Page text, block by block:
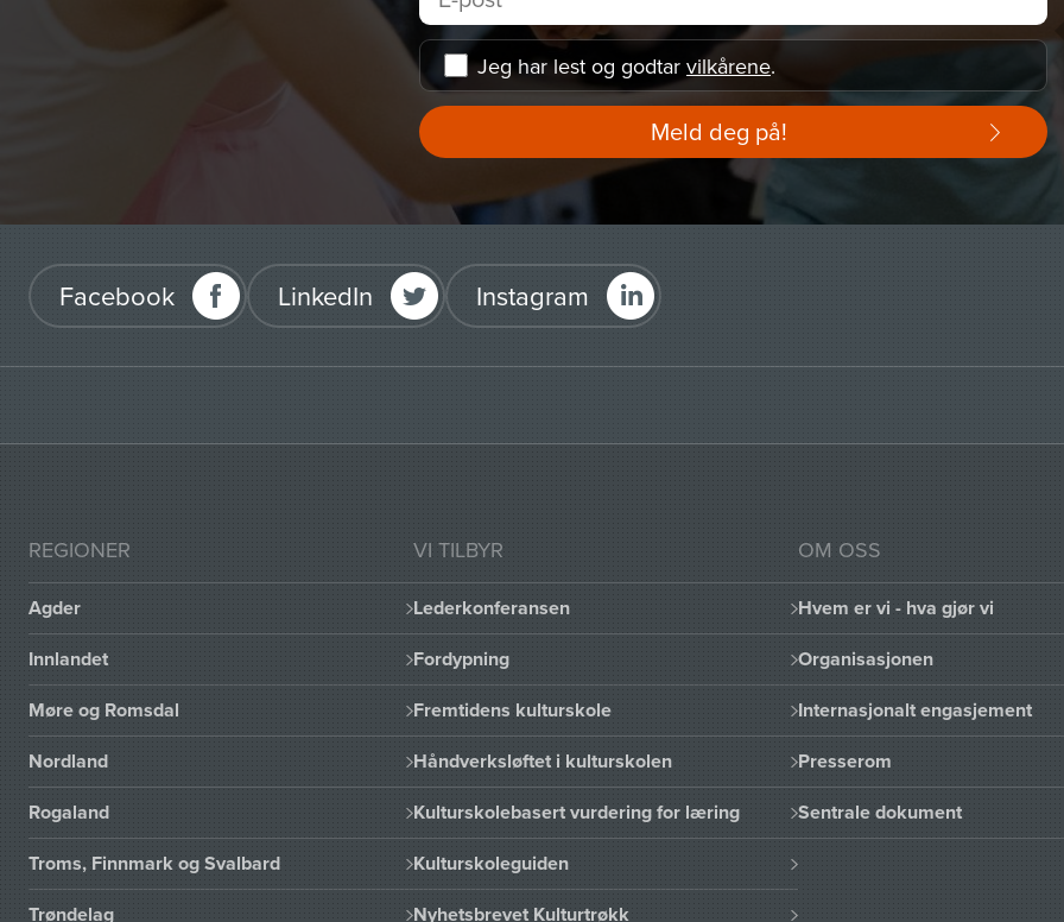
Jeg har lest og godtar vilkårene.
Meld deg på!
Facebook LinkedIn Instagram
REGIONER
Agder
Innlandet
Møre og Romsdal
Nordland
Rogaland
Troms, Finnmark og Svalbard
Trøndelag
VI TILBYR
Lederkonferansen
Fordypning
Fremtidens kulturskole
Håndverksløftet i kulturskolen
Kulturskolebasert vurdering for læring
Kulturskoleguiden
Nyhetsbrevet Kulturtrøkk
OM OSS
Hvem er vi - hva gjør vi
Organisasjonen
Internasjonalt engasjement
Presserom
Sentrale dokument